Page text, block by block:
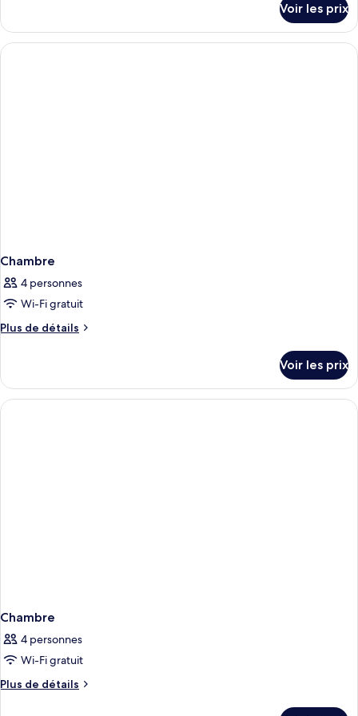
le
type
de
Voir les prix
Chambre
4 personnes
Wi-Fi gratuit
Plus de détails
Plus
le
type
de
Voir les prix
Chambre
4 personnes
Wi-Fi gratuit
Plus de détails
Plus